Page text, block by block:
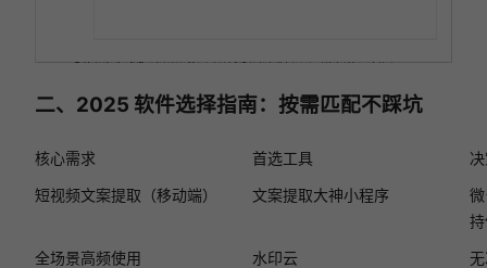
二、2025 软件选择指南：按需匹配不踩坑
核心需求 首选工具
短视频文案提取（移动端）
文案提取大神小程序
全场景高频使用
水印云